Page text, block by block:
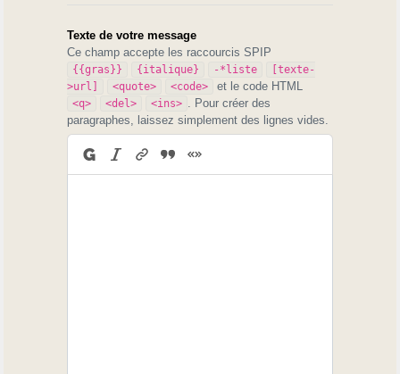
Texte de votre message
Ce champ accepte les raccourcis SPIP
{{gras}} {italique} -*liste
[texte-
>url]
<quote> <code> et le code HTML
<q> <del> <ins>
. Pour créer des
paragraphes, laissez simplement des lignes vides.